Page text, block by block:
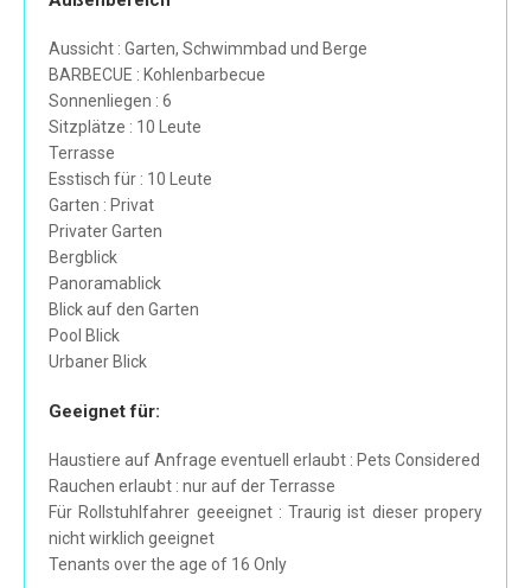
Aussicht : Garten, Schwimmbad und Berge
BARBECUE : Kohlenbarbecue
Sonnenliegen : 6
Sitzplätze : 10 Leute
Terrasse
Esstisch für : 10 Leute
Garten : Privat
Privater Garten
Bergblick
Panoramablick
Blick auf den Garten
Pool Blick
Urbaner Blick
Geeignet für:
Haustiere auf Anfrage eventuell erlaubt : Pets Considered
Rauchen erlaubt : nur auf der Terrasse
Für Rollstuhlfahrer geeeignet : Traurig ist dieser propery
nicht wirklich geeignet
Tenants over the age of 16 Only